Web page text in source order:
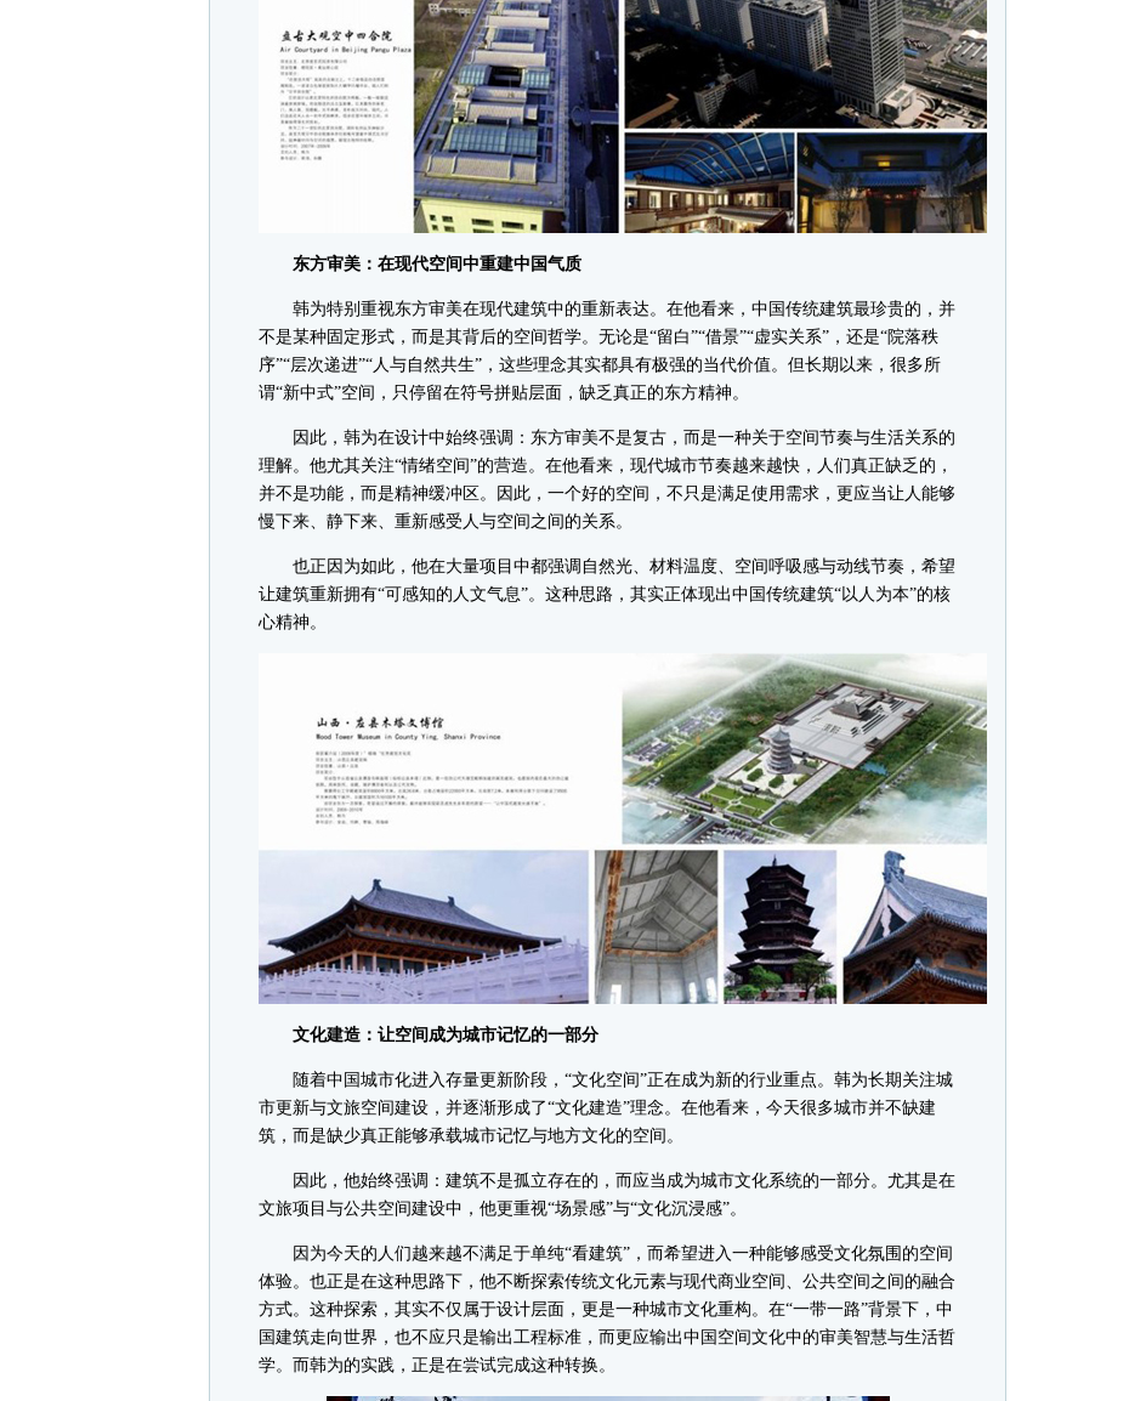
东方审美：在现代空间中重建中国气质
韩为特别重视东方审美在现代建筑中的重新表达。在他看来，中国传统建筑最珍贵的，并
不是某种固定形式，而是其背后的空间哲学。无论是“留白”“借景”“虚实关系”，还是“院落秩
序”“层次递进”“人与自然共生”，这些理念其实都具有极强的当代价值。但长期以来，很多所
谓“新中式”空间，只停留在符号拼贴层面，缺乏真正的东方精神。
因此，韩为在设计中始终强调：东方审美不是复古，而是一种关于空间节奏与生活关系的
理解。他尤其关注“情绪空间”的营造。在他看来，现代城市节奏越来越快，人们真正缺乏的，
并不是功能，而是精神缓冲区。因此，一个好的空间，不只是满足使用需求，更应当让人能够
慢下来、静下来、重新感受人与空间之间的关系。
也正因为如此，他在大量项目中都强调自然光、材料温度、空间呼吸感与动线节奏，希望
让建筑重新拥有“可感知的人文气息”。这种思路，其实正体现出中国传统建筑“以人为本”的核
心精神。
文化建造：让空间成为城市记忆的一部分
随着中国城市化进入存量更新阶段，“文化空间”正在成为新的行业重点。韩为长期关注城
市更新与文旅空间建设，并逐渐形成了“文化建造”理念。在他看来，今天很多城市并不缺建
筑，而是缺少真正能够承载城市记忆与地方文化的空间。
因此，他始终强调：建筑不是孤立存在的，而应当成为城市文化系统的一部分。尤其是在
文旅项目与公共空间建设中，他更重视“场景感”与“文化沉浸感”。
因为今天的人们越来越不满足于单纯“看建筑”，而希望进入一种能够感受文化氛围的空间
体验。也正是在这种思路下，他不断探索传统文化元素与现代商业空间、公共空间之间的融合
方式。这种探索，其实不仅属于设计层面，更是一种城市文化重构。在“一带一路”背景下，中
国建筑走向世界，也不应只是输出工程标准，而更应输出中国空间文化中的审美智慧与生活哲
学。而韩为的实践，正是在尝试完成这种转换。